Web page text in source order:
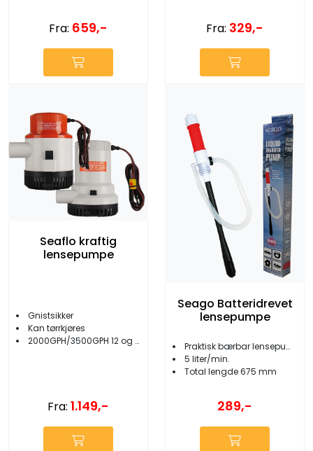
Fra: 659,- Fra: 329,-
Seaflo kraftig
lensepumpe
Gnistsikker
Kan tørrkjøres
2000GPH/3500GPH 12 og 24V
Fra: 1.149,-
Seago Batteridrevet
lensepumpe
Praktisk bærbar lensepumpe
5 liter/min.
Total lengde 675 mm
289,-